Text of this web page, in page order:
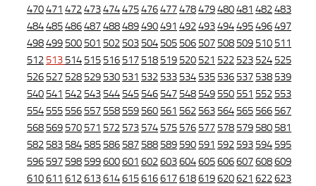
470471 472473474475476477478479480481 482483
484485486487488489490491 492493494495496497
498499 500 501 502 503 504 505 506 507 508 509 510 511
512 513 514 515 516 517 518 519 520 521 522 523 524 525
526 527 528 529 530 531 532 533 534 535 536 537 538 539
540 541 542 543 544 545 546 547 548 549 550 551 552 553
554 555 556 557 558 559 560 561 562 563 564 565 566 567
568 569 570 571 572 573 574 575 576 577 578 579 580 581
582 583 584 585 586 587 588 589 590 591 592 593 594 595
596 597 598 599600601 602603604605606607608609
610611 612613614615616617618619620621 622623